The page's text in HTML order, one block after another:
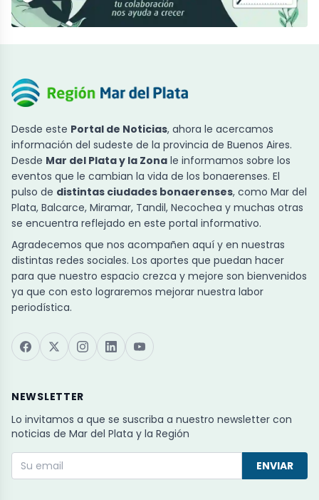
Desde este Portal de Noticias, ahora le acercamos
información del sudeste de la provincia de Buenos Aires.
Desde Mar del Plata y la Zona le informamos sobre los
eventos que le cambian la vida de los bonaerenses. El
pulso de distintas ciudades bonaerenses, como Mar del
Plata, Balcarce, Miramar, Tandil, Necochea y muchas otras
se encuentra reflejado en este portal informativo.
Agradecemos que nos acompañen aquí y en nuestras
distintas redes sociales. Los aportes que puedan hacer
para que nuestro espacio crezca y mejore son bienvenidos
ya que con esto lograremos mejorar nuestra labor
periodística.
NEWSLETTER
Lo invitamos a que se suscriba a nuestro newsletter con
noticias de Mar del Plata y la Región
ENVIAR